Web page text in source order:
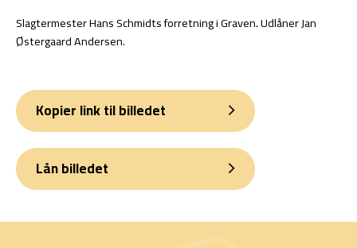
Slagtermester Hans Schmidts forretning i Graven. Udlåner Jan
Østergaard Andersen.
Kopier link til billedet
Lån billedet